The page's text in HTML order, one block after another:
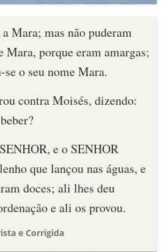
Mara; mas não puderam
Mara, porque eram amargas;
o seu nome Mara.
contra Moisés, dizendo:
e o SENHOR
que lançou nas águas, e
doces; ali lhes deu
e ali os provou.
e Corrigida